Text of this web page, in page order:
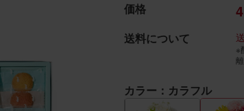
価格
送料について
※
カラー：カラフル